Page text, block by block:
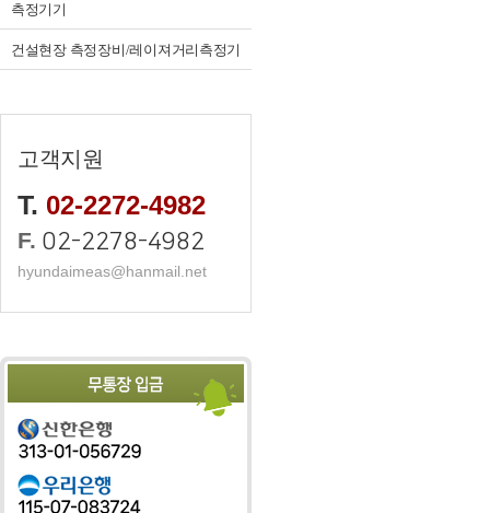
측정기기
건설현장 측정장비/레이져거리측정기
고객지원
T. 02-2272-4982
F. 02-2278-4982
hyundaimeas@hanmail.net